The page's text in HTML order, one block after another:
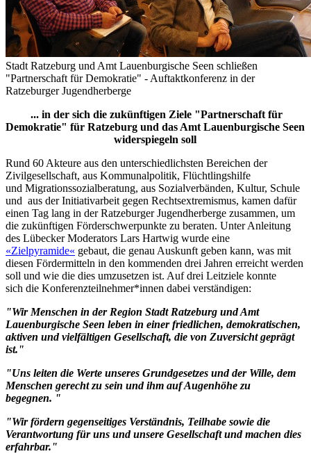
Stadt Ratzeburg und Amt Lauenburgische Seen schließen
"Partnerschaft für Demokratie" - Auftaktkonferenz in der
Ratzeburger Jugendherberge
... in der sich die zukünftigen Ziele "Partnerschaft für
Demokratie" für Ratzeburg und das Amt Lauenburgische Seen
widerspiegeln soll
Rund 60 Akteure aus den unterschiedlichsten Bereichen der
Zivilgesellschaft, aus Kommunalpolitik, Flüchtlingshilfe
und Migrationssozialberatung, aus Sozialverbänden, Kultur, Schule
und aus der Initiativarbeit gegen Rechtsextremismus, kamen dafür
einen Tag lang in der Ratzeburger Jugendherberge zusammen, um
die zukünftigen Förderschwerpunkte zu beraten. Unter Anleitung
des Lübecker Moderators Lars Hartwig wurde eine
«Zielpyramide« gebaut, die genau Auskunft geben kann, was mit
diesen Fördermitteln in den kommenden drei Jahren erreicht werden
soll und wie die dies umzusetzen ist. Auf drei Leitziele konnte
sich die Konferenzteilnehmer*innen dabei verständigen:
"Wir Menschen in der Region Stadt Ratzeburg und Amt
Lauenburgische Seen leben in einer friedlichen, demokratischen,
aktiven und vielfältigen Gesellschaft, die von Zuversicht geprägt
ist."
"Uns leiten die Werte unseres Grundgesetzes und der Wille, dem
Menschen gerecht zu sein und ihm auf Augenhöhe zu
begegnen. "
"Wir fördern gegenseitiges Verständnis, Teilhabe sowie die
Verantwortung für uns und unsere Gesellschaft und machen dies
erfahrbar."